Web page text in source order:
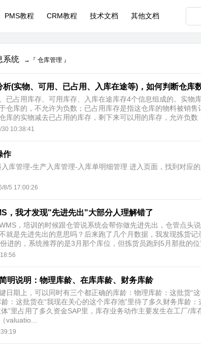
PMS教程 CRM教程 技术文档 其他文档
系统 →『 仓库管理 』
析(实物、可用、已占用、入库在途等)，如何判断仓库
已占用库存、可用库存、入库在途库存4个信息组成的。实物
仓库的，不允许为负数；已占用库存是指这仓库的物料被销
库的实物减去已占用的库存，剩下来可以用的库存，允许负数
10:38:41
作
库管理-生产入库管理-入库单明细管理 进入页面，找到对应
8/5 17:00:26
，我才发现"先进先出"大部分人理解错了
，培训的时候跟仓管说系统会帮你做先进先出，仓管点头
是先进先出的意思吗？后来跑了几个月数据，我发现拣货记
进的，系统推荐的是3月那个库位，但拣货员跑到5月那批的位
明说明：物理库龄、在库库龄、财务库龄
日期上，可以同时有三个都正确的库龄：物理库龄：这批货“
：这批货在“我现在关心的这个库存池”里待了多久财务库龄：
”里占用了多久资金SAP里，库存业务动作主要发生在工厂/库
valuatio...